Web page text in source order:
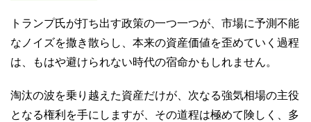
トランプ氏が打ち出す政策の一つ一つが、市場に予測不能
なノイズを撒き散らし、本来の資産価値を歪めていく過程
は、もはや避けられない時代の宿命かもしれません。
淘汰の波を乗り越えた資産だけが、次なる強気相場の主役
となる権利を手にしますが、その道程は極めて険しく、多